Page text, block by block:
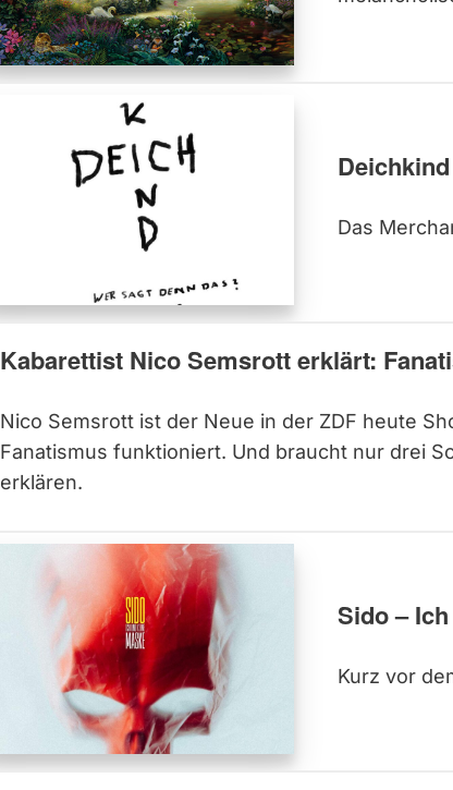
Das
Kabarettist Nico Semsrott erklärt:
Nico Semsrott ist der Neue in der ZDF heute
Fanatismus funktioniert. Und braucht nur drei
erklären.
Sido –
Kurz vor